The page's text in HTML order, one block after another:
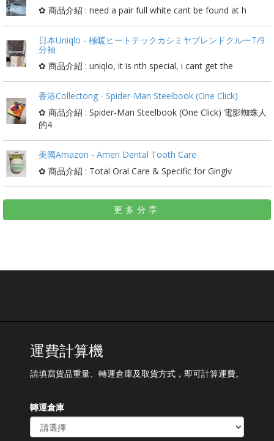
✿ 商品介紹 : need a pair full white cant be found at h
日本Uniqlo - 極暖ヒートテックカシミヤブレンドクルーT/9
分袖
✿ 商品介紹 : uniqlo, it is nth special, i cant get the
香港Collectong - Spider-Man Steelbook (One Click)
✿ 商品介紹 : Spider-Man Steelbook (One Click) 電影蜘蛛人
的4
美國Amazon - Ameri Dental Tooth Care
✿ 商品介紹 : Total Oral Care & Specific for Gingiv
更多分享
運費計算機
請填寫貨品重量、轉運倉庫及取貨方式，即可計算運費。
轉運倉庫